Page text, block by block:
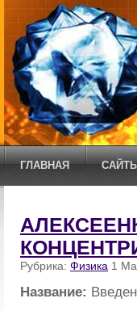
ГЛАВНАЯ
Рубрика: Физика 1
Название: